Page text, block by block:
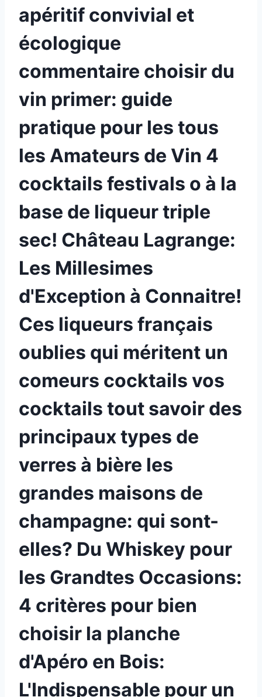
apéritif convivial et
écologique
commentaire choisir du
vin primer: guide
pratique pour les tous
les Amateurs de Vin 4
cocktails festivals o à la
base de liqueur triple
sec! Château Lagrange:
Les Millesimes
d'Exception à Connaitre!
Ces liqueurs français
oublies qui méritent un
comeurs cocktails vos
cocktails tout savoir des
principaux types de
verres à bière les
grandes maisons de
champagne: qui sont-
elles? Du Whiskey pour
les Grandtes Occasions:
4 critères pour bien
choisir la planche
d'Apéro en Bois:
L'Indispensable pour un